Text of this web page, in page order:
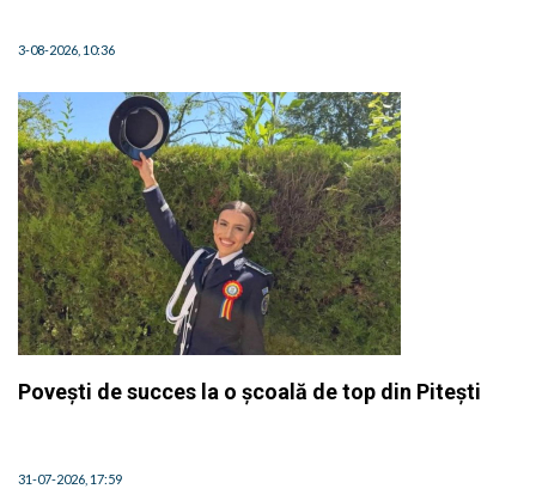
3-08-2026, 10:36
Povești de succes la o școală de top din Pitești
31-07-2026, 17:59